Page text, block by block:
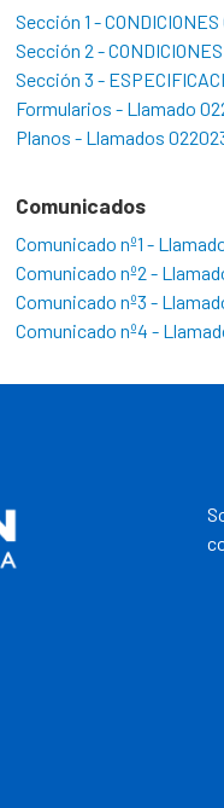
Sección 1 -
Sección 2 -
Sección 3 -
Formularios - Llamado
Planos - Llamados
Comunicados
Comunicado nº1 -
Comunicado nº2 -
Comunicado nº3 -
Comunicado nº4 -